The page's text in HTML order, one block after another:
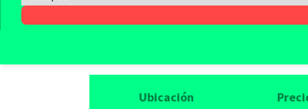
Ubicación